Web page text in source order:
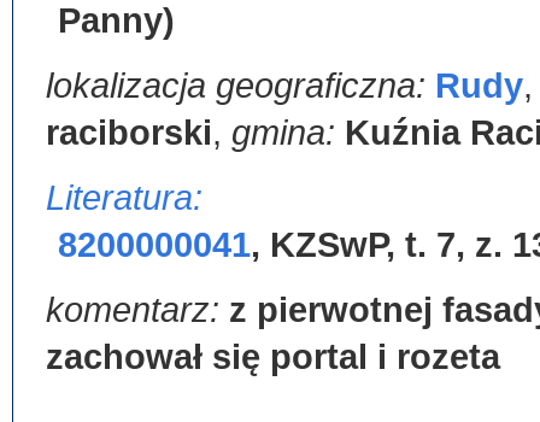
Panny)
lokalizacja geograficzna: Rudy
raciborski, gmina: Kuźnia
Literatura:
8200000041, KZSwP, t. 7, z.
komentarz: z pierwotnej
zachował się portal i rozeta